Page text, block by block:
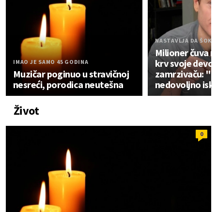
IMAO JE SAMO 45 GODINA
Muzičar poginuo u stravičnoj
nesreći, porodica neutešna
NASTAVLJA DA
Milioner čuva
krv svoje
zamrzivaču:
nedovoljno
Život
0